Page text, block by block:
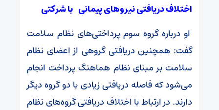
اختلاف دریافتی نیروهای پیمانی با شرکتی
او درباره گروه سوم پرداختی‌های نظام سلامت
گفت: همچنین دریافتی گروهی از اعضای نظام
سلامت بر مبنای نظام هماهنگ پرداخت انجام
می‌شود که فاصله دریافتی زیادی با دو گروه دیگر
دارند. در ارتباط با اختلاف دریافتی گروه‌های نظام